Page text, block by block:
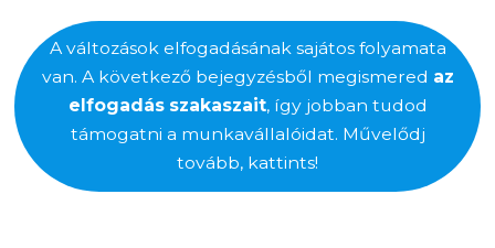
A változások elfogadásának sajátos folyamata
van. A következő bejegyzésből megismered az
elfogadás szakaszait, így jobban tudod
támogatni a munkavállalóidat. Művelődj
tovább, kattints!